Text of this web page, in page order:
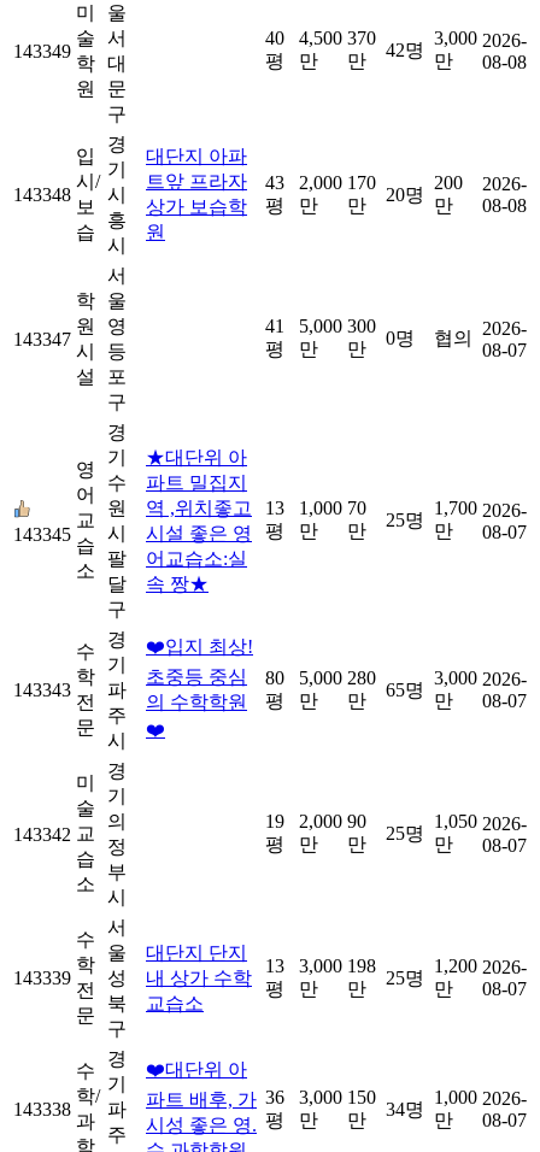
143349
미
술
학
원
울
서
대
문
구
40
평
4,500
만
370
만
42명
3,000
만
2026-
08-08
143348
입
시/
보
습
경
기
시
흥
시
대단지 아파
트앞 프라자
상가 보습학
원
43
평
2,000
만
170
만
20명
200
만
2026-
08-08
143347
학
원
시
설
서
울
영
등
포
구
41
평
5,000
만
300
만
0명 협의
2026-
08-07
143345
영
어
교
습
소
경
기
수
원
시
팔
달
구
★대단위 아
파트 밀집지
역 ,위치좋고
시설 좋은 영
어교습소:실
속 짱★
13
평
1,000
만
70
만
25명
1,700
만
2026-
08-07
143343
수
학
전
문
경
기
파
주
시
❤️입지 최상!
초중등 중심
의 수학학원
❤️
80
평
5,000
만
280
만
65명
3,000
만
2026-
08-07
143342
미
술
교
습
소
경
기
의
정
부
시
19
평
2,000
만
90
만
25명
1,050
만
2026-
08-07
143339
수
학
전
문
서
울
성
북
구
대단지 단지
내 상가 수학
교습소
13
평
3,000
만
198
만
25명
1,200
만
2026-
08-07
143338
수
학/
과
학
경
기
파
주
❤️대단위 아
파트 배후, 가
시성 좋은 영.
36
평
3,000
만
150
만
34명
1,000
만
2026-
08-07